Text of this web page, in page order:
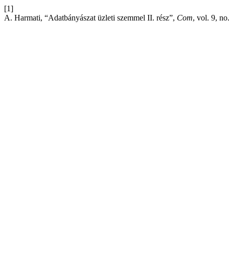
[1]
A. Harmati, “Adatbányászat üzleti szemmel II. rész”, Com, vol. 9,